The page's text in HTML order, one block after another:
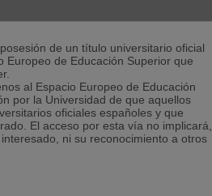
de un título universitario oficial
Europeo de Educación Superior que
al Espacio Europeo de Educación
por la Universidad de que aquellos
oficiales españoles y que
El acceso por esta vía no implicará,
ni su reconocimiento a otros